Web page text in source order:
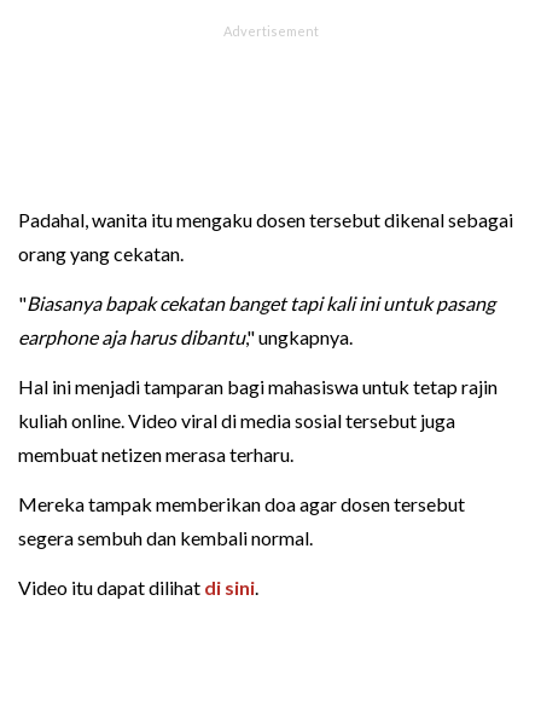
Padahal, wanita itu mengaku dosen tersebut dikenal sebagai
orang yang cekatan.
"Biasanya bapak cekatan banget tapi kali ini untuk pasang
earphone aja harus dibantu," ungkapnya.
Hal ini menjadi tamparan bagi mahasiswa untuk tetap rajin
kuliah online. Video viral di media sosial tersebut juga
membuat netizen merasa terharu.
Mereka tampak memberikan doa agar dosen tersebut
segera sembuh dan kembali normal.
Video itu dapat dilihat di sini.